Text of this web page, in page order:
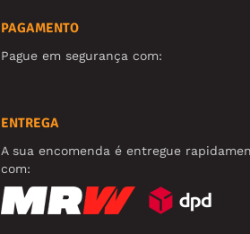
PAGAMENTO
Pague em segurança com:
ENTREGA
A sua encomenda é entregue
com: